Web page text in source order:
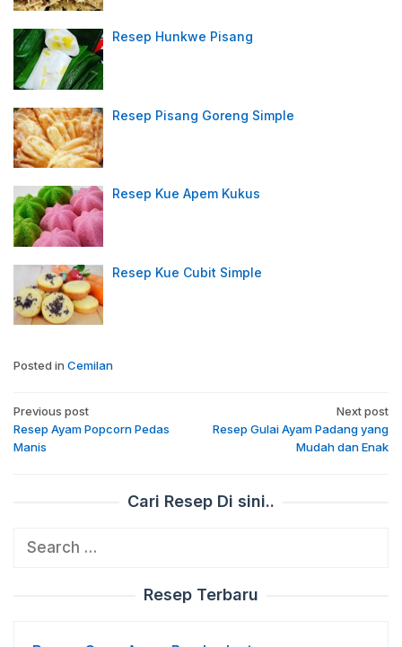
Resep Hunkwe Pisang
Resep Pisang Goreng Simple
Resep Kue Apem Kukus
Resep Kue Cubit Simple
Posted in Cemilan
Post
navigation
Previous post
Resep Ayam Popcorn Pedas
Manis
Next post
Resep Gulai Ayam Padang yang
Mudah dan Enak
Cari Resep Di sini..
Search
Resep Terbaru